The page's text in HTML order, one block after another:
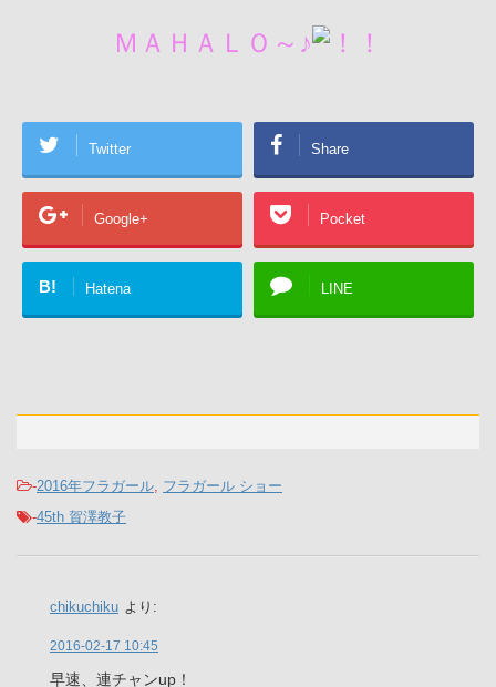
ＭＡＨＡＬＯ～♪
Twitter Share
Google+ Pocket
B! Hatena LINE
-2016年フラガール, フラガール ショー
-45th 賀澤教子
chikuchiku より:
2016-02-17 10:45
早速、連チャンup！